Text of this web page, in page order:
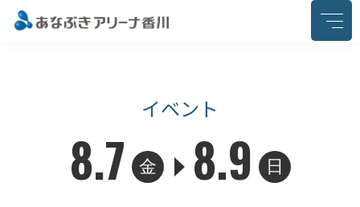
このページの本文へ移動
イベント
8.7 金 8.9 日